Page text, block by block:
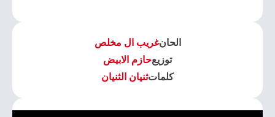
الحانغريب ال مخلص
توزيعحازم الابيض
كلماتثنيان الثنيان